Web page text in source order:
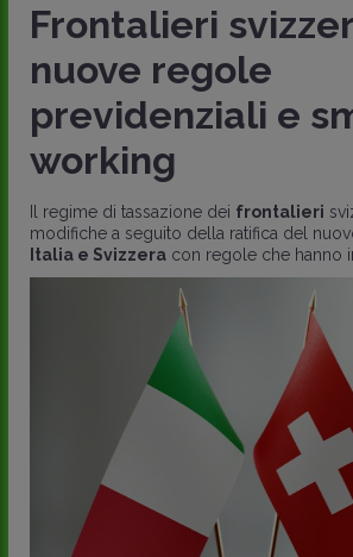
Frontalieri
nuove regole
previdenziali e
working
Il regime di tassazione dei frontalieri
modifiche a seguito della ratifica del
Italia e Svizzera con regole che hanno